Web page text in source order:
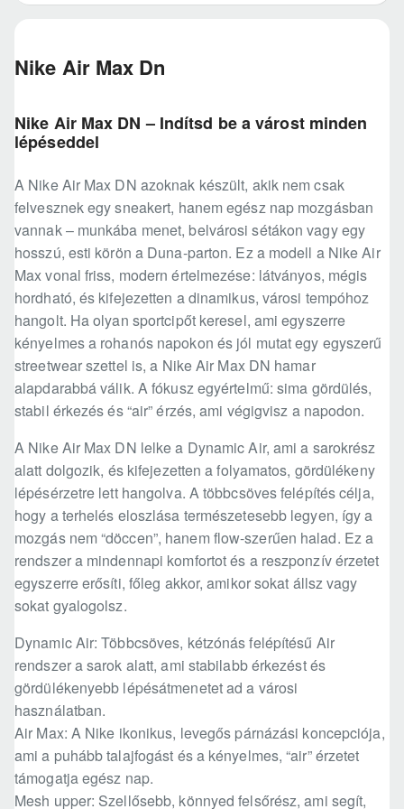
Nike Air Max Dn
Nike Air Max DN – Indítsd be a várost minden
lépéseddel
A Nike Air Max DN azoknak készült, akik nem csak
felvesznek egy sneakert, hanem egész nap mozgásban
vannak – munkába menet, belvárosi sétákon vagy egy
hosszú, esti körön a Duna-parton. Ez a modell a Nike Air
Max vonal friss, modern értelmezése: látványos, mégis
hordható, és kifejezetten a dinamikus, városi tempóhoz
hangolt. Ha olyan sportcipőt keresel, ami egyszerre
kényelmes a rohanós napokon és jól mutat egy egyszerű
streetwear szettel is, a Nike Air Max DN hamar
alapdarabbá válik. A fókusz egyértelmű: sima gördülés,
stabil érkezés és “air” érzés, ami végigvisz a napodon.
A Nike Air Max DN lelke a Dynamic Air, ami a sarokrész
alatt dolgozik, és kifejezetten a folyamatos, gördülékeny
lépésérzetre lett hangolva. A többcsöves felépítés célja,
hogy a terhelés eloszlása természetesebb legyen, így a
mozgás nem “döccen”, hanem flow-szerűen halad. Ez a
rendszer a mindennapi komfortot és a reszponzív érzetet
egyszerre erősíti, főleg akkor, amikor sokat állsz vagy
sokat gyalogolsz.
Dynamic Air: Többcsöves, kétzónás felépítésű Air
rendszer a sarok alatt, ami stabilabb érkezést és
gördülékenyebb lépésátmenetet ad a városi
használatban.
Air Max: A Nike ikonikus, levegős párnázási koncepciója,
ami a puhább talajfogást és a kényelmes, “air” érzetet
támogatja egész nap.
Mesh upper: Szellősebb, könnyed felsőrész, ami segít,